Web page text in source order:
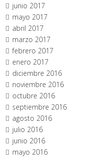
junio 2017
mayo 2017
abril 2017
marzo 2017
febrero 2017
enero 2017
diciembre 2016
noviembre 2016
octubre 2016
septiembre 2016
agosto 2016
julio 2016
junio 2016
mayo 2016